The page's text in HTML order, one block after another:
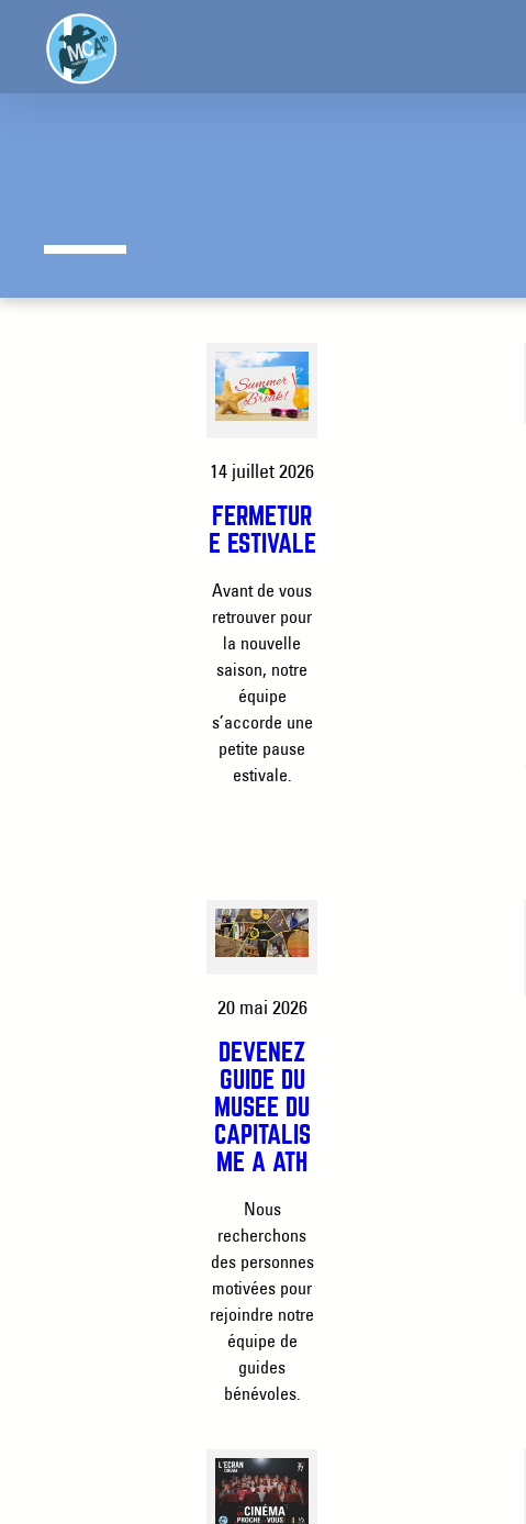
contenu
14 juillet 2026
FERMETUR
E ESTIVALE
Avant de vous
retrouver pour
la nouvelle
saison, notre
équipe
s’accorde une
petite pause
estivale.
20 mai 2026
DEVENEZ
GUIDE DU
MUSÉE DU
CAPITALIS
ME À ATH
Nous
recherchons
des personnes
motivées pour
rejoindre notre
équipe de
guides
bénévoles.